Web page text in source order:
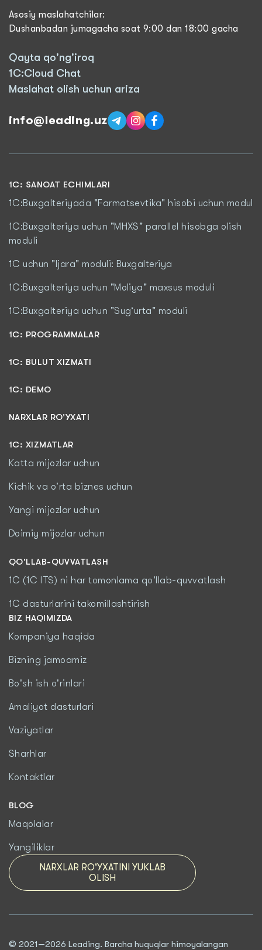
Asosiy maslahatchilar:
Dushanbadan jumagacha soat 9:00 dan 18:00 gacha
Qayta qo'ng'iroq
1C:Cloud Chat
Maslahat olish uchun ariza
info@leading.uz
1C: SANOAT ECHIMLARI
1C:Buxgalteriyada "Farmatsevtika" hisobi uchun modul
1C:Buxgalteriya uchun "MHXS" parallel hisobga olish
moduli
1C uchun "Ijara" moduli: Buxgalteriya
1C:Buxgalteriya uchun "Moliya" maxsus moduli
1C:Buxgalteriya uchun "Sug‘urta" moduli
1С: PROGRAMMALAR
1C: BULUT XIZMATI
1C: DEMO
NARXLAR RO'YXATI
1С: XIZMATLAR
Katta mijozlar uchun
Kichik va o'rta biznes uchun
Yangi mijozlar uchun
Doimiy mijozlar uchun
QO'LLAB-QUVVATLASH
1C (1C ITS) ni har tomonlama qo'llab-quvvatlash
1C dasturlarini takomillashtirish
BIZ HAQIMIZDA
Kompaniya haqida
Bizning jamoamiz
Bo'sh ish o'rinlari
Amaliyot dasturlari
Vaziyatlar
Sharhlar
Kontaktlar
BLOG
Maqolalar
Yangiliklar
NARXLAR RO'YXATINI YUKLAB
OLISH
© 2021—2026 Leading. Barcha huquqlar himoyalangan